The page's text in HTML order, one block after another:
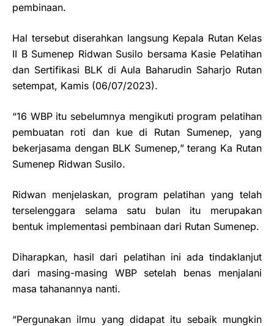
pembinaan.
Hal tersebut diserahkan langsung Kepala Rutan Kelas
II B Sumenep Ridwan Susilo bersama Kasie Pelatihan
dan Sertifikasi BLK di Aula Baharudin Saharjo Rutan
setempat, Kamis (06/07/2023).
“16 WBP itu sebelumnya mengikuti program pelatihan
pembuatan roti dan kue di Rutan Sumenep, yang
bekerjasama dengan BLK Sumenep,” terang Ka Rutan
Sumenep Ridwan Susilo.
Ridwan menjelaskan, program pelatihan yang telah
terselenggara selama satu bulan itu merupakan
bentuk implementasi pembinaan dari Rutan Sumenep.
Diharapkan, hasil dari pelatihan ini ada tindaklanjut
dari masing-masing WBP setelah benas menjalani
masa tahanannya nanti.
“Pergunakan ilmu yang didapat itu sebaik mungkin